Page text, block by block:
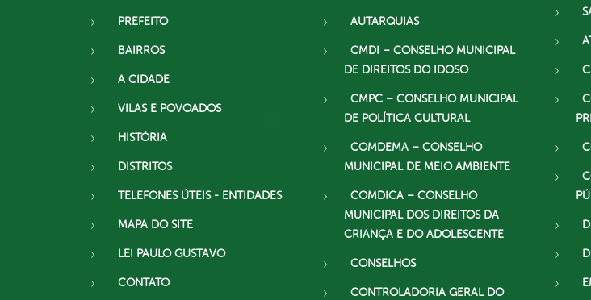
PREFEITO
BAIRROS
A CIDADE
VILAS E POVOADOS
HISTÓRIA
DISTRITOS
TELEFONES ÚTEIS - ENTIDADES
MAPA DO SITE
LEI PAULO GUSTAVO
CONTATO
AUTARQUIAS
CMDI – CONSELHO MUNICIPAL
DE DIREITOS DO IDOSO
CMPC – CONSELHO MUNICIPAL
DE POLÍTICA CULTURAL
COMDEMA – CONSELHO
MUNICIPAL DE MEIO AMBIENTE
COMDICA – CONSELHO
MUNICIPAL DOS DIREITOS DA
CRIANÇA E DO ADOLESCENTE
CONSELHOS
CONTROLADORIA GERAL DO